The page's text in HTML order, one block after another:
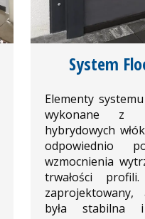
System
Elementy systemu
wykonane z
hybrydowych
odpowiednio
wzmocnienia
trwałości
była stabilna